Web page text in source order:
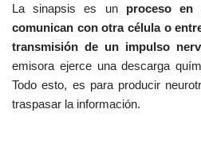
La sinapsis es un proceso
comunican con otra célula o
transmisión de un impulso
emisora ejerce una descarga
Todo esto, es para producir
traspasar la información.